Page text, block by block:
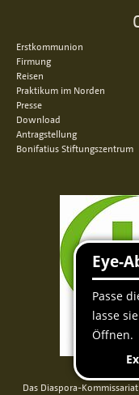
Erstkommunion
Firmung
Reisen
Praktikum im Norden
Presse
Download
Antragstellung
Bonifatius Stiftungszentrum
Das Diaspora-